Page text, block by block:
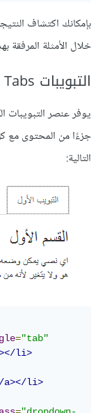
بإمكانك اكتشاف
خلال الأمثلة المرفقة
التبويبات Tabs
يوفر عنصر
جزءًا من المحتوى مع
التالية:
="tab"
li>
a></li>